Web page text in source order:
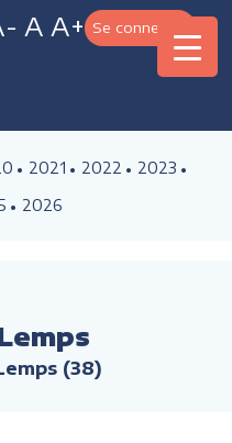
A A+ Se connecter
2021 2022
2023
2026
(38)